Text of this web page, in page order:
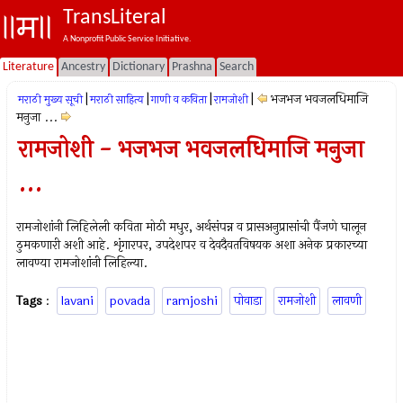
TransLiteral
A Nonprofit Public Service Initiative.
Literature Ancestry Dictionary Prashna Search
मराठी मुख्य सूची मराठी साहित्य गाणी व कविता रामजोशी
भजभज भवजलधिमाजि
मनुजा ...
रामजोशी - भजभज भवजलधिमाजि मनुजा
...
रामजोशांनी लिहिलेली कविता मोठी मधुर, अर्थसंपन्न व प्रासअनुप्रासांची पैंजणे घालून
ठुमकणारी अशी आहे. शृंगारपर, उपदेशपर व देवदैवतविषयक अशा अनेक प्रकारच्या
लावण्या रामजोशांनी लिहिल्या.
Tags : lavani povada ramjoshi पोवाडा रामजोशी लावणी